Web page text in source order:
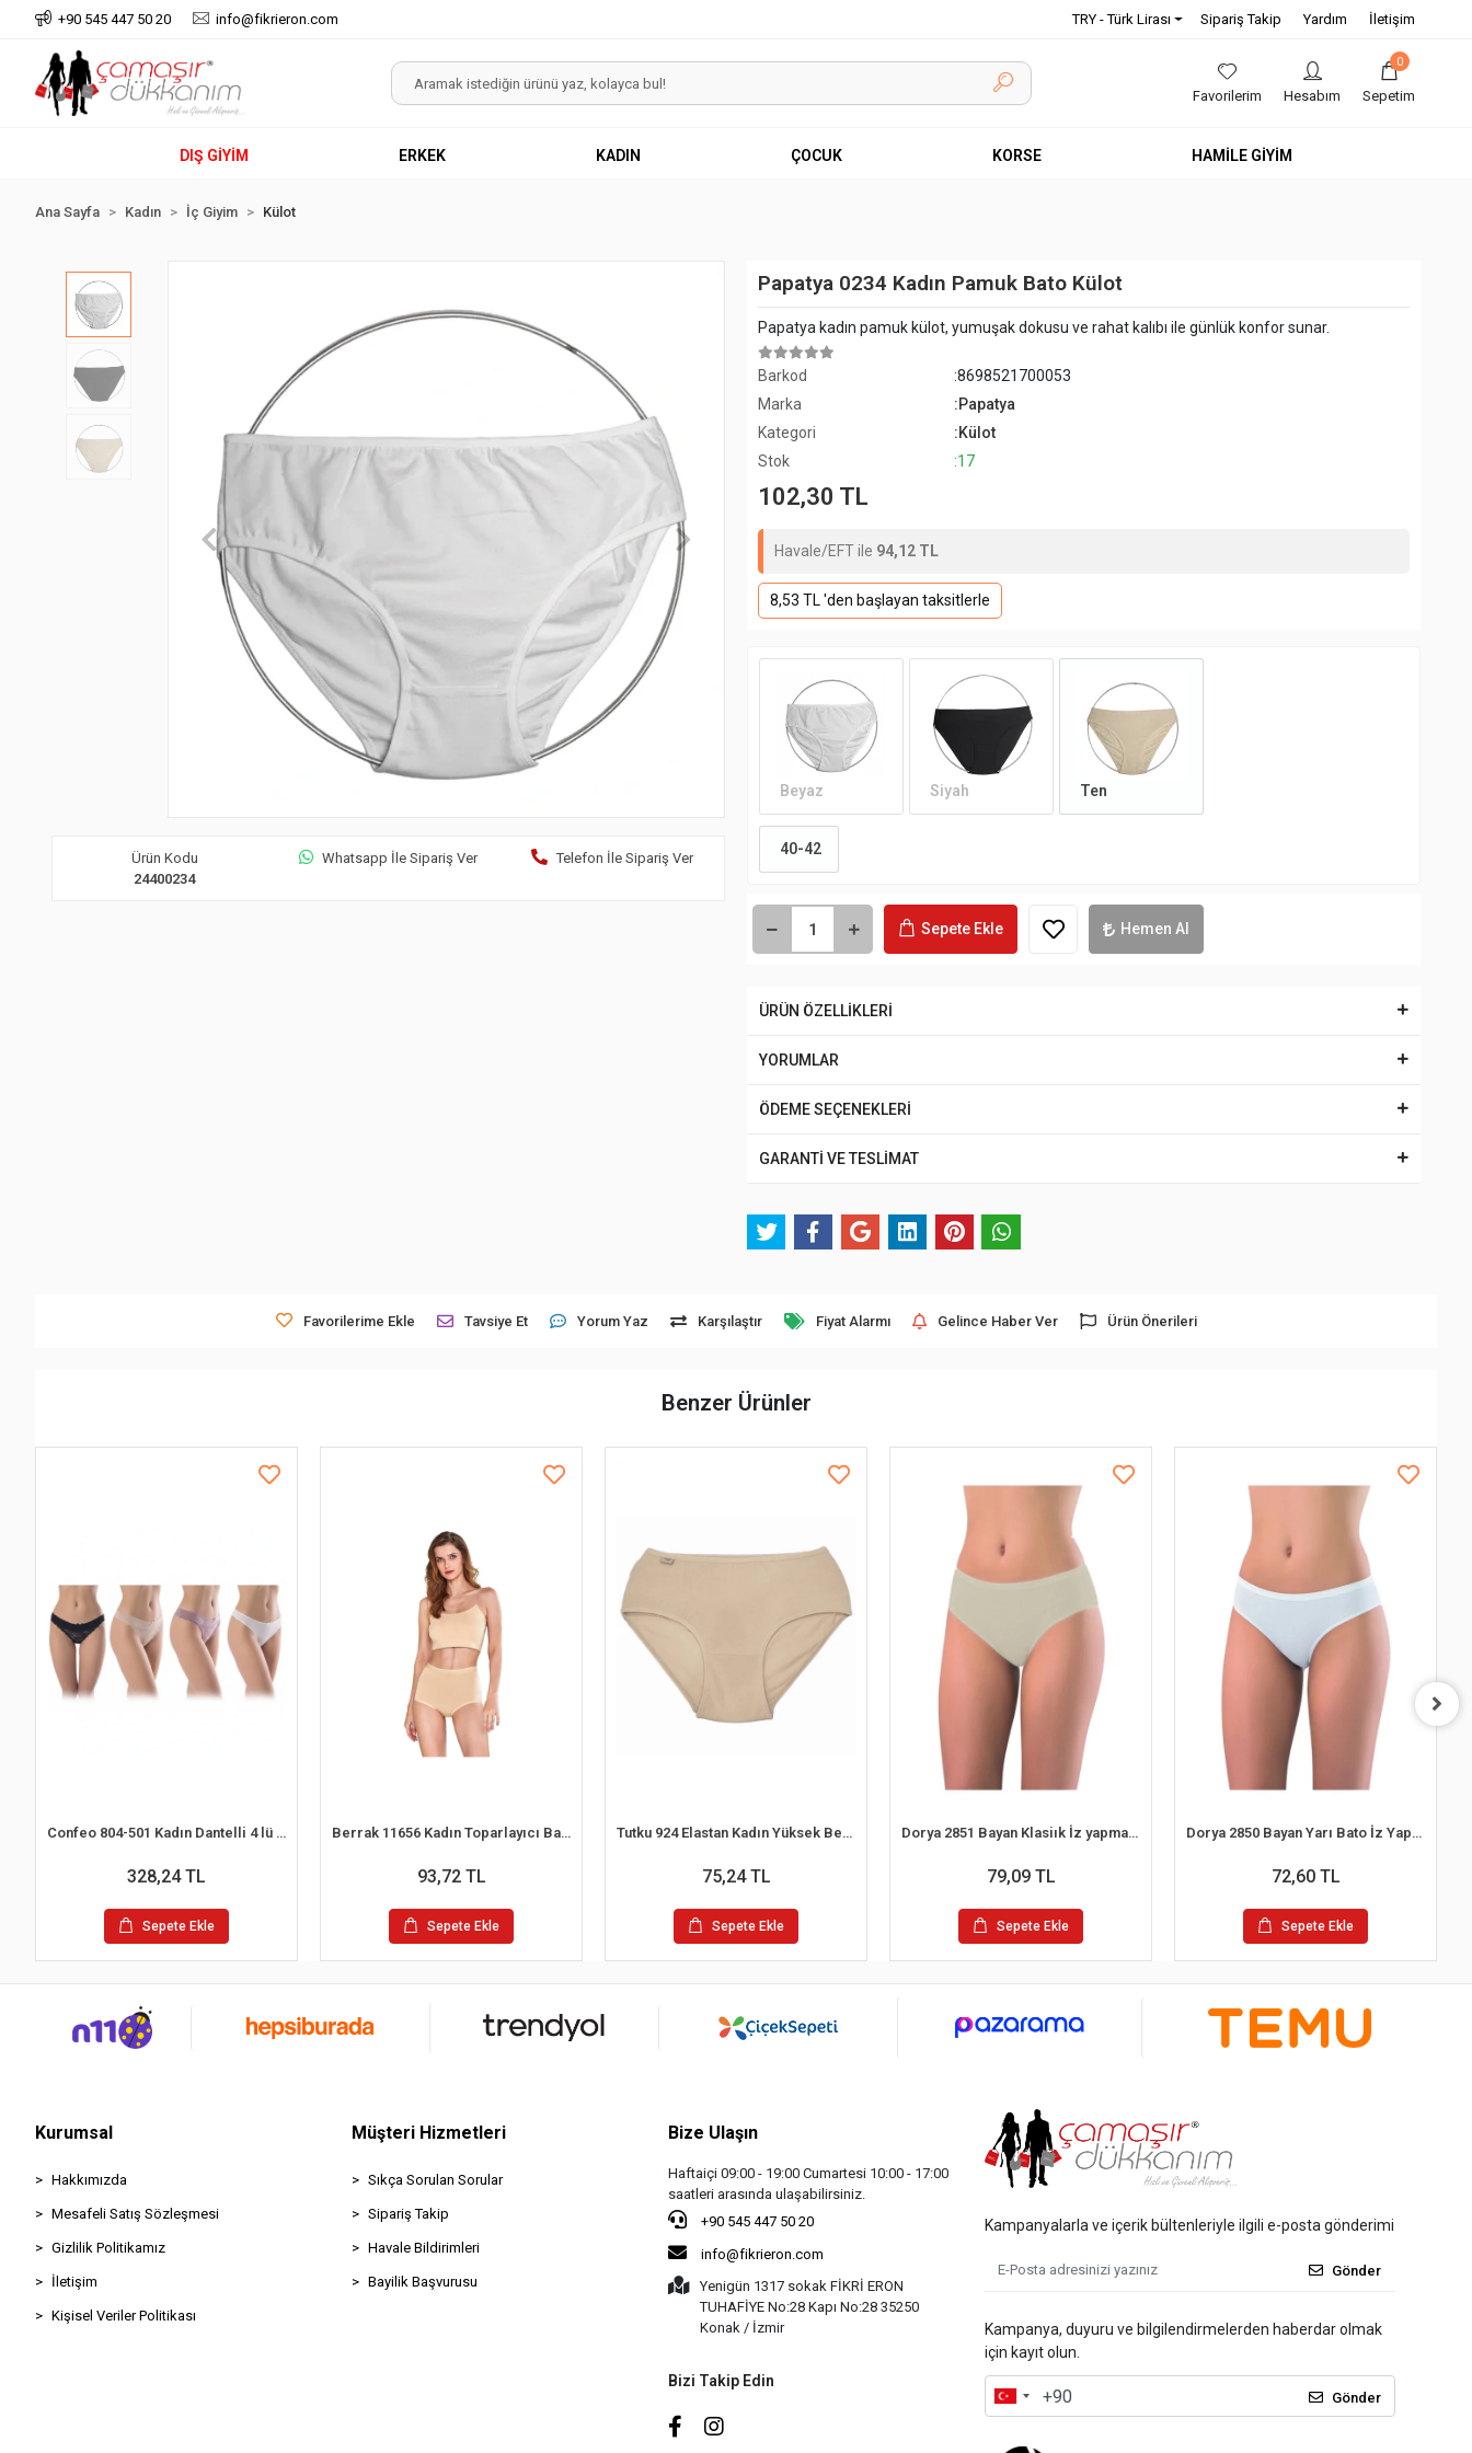
+90 545 447 50 20 info@fikrieron.com TRY - Türk Lirası Sipariş Takip Yardım İletişim
Favorilerim Hesabım
0
Sepetim
DIŞ GİYİM ERKEK KADIN ÇOCUK KORSE HAMİLE GİYİM
Ana Sayfa Kadın İç Giyim Külot
Ürün Kodu
24400234
Whatsapp İle Sipariş Ver Telefon İle Sipariş Ver
Papatya 0234 Kadın Pamuk Bato Külot
Papatya kadın pamuk külot, yumuşak dokusu ve rahat kalıbı ile günlük konfor sunar.
Barkod
:8698521700053
Marka
:Papatya
Kategori
:Külot
Stok
:17
102,30 TL
Havale/EFT ile 94,12 TL
8,53 TL 'den başlayan taksitlerle
Beyaz Siyah Ten
40-42
Sepete Ekle Hemen Al
ÜRÜN ÖZELLİKLERİ
YORUMLAR
ÖDEME SEÇENEKLERİ
GARANTİ VE TESLİMAT
Favorilerime Ekle Tavsiye Et Yorum Yaz Karşılaştır Fiyat Alarmı Gelince Haber Ver Ürün Önerileri
Benzer Ürünler
Confeo 804-501 Kadın Dantelli 4 lü Tanga Külot
328,24 TL
Sepete Ekle
Berrak 11656 Kadın Toparlayıcı Bato Külot
93,72 TL
Sepete Ekle
Tutku 924 Elastan Kadın Yüksek Bel Külot
75,24 TL
Sepete Ekle
Dorya 2851 Bayan Klasiık İz yapmaz Bato Külot
79,09 TL
Sepete Ekle
Dorya 2850 Bayan Yarı Bato İz Yapmaz Külot
72,60 TL
Sepete Ekle
Kurumsal
Hakkımızda
Mesafeli Satış Sözleşmesi
Gizlilik Politikamız
İletişim
Kişisel Veriler Politikası
Müşteri Hizmetleri
Sıkça Sorulan Sorular
Sipariş Takip
Havale Bildirimleri
Bayilik Başvurusu
Bize Ulaşın
Haftaiçi 09:00 - 19:00 Cumartesi 10:00 - 17:00
saatleri arasında ulaşabilirsiniz.
+90 545 447 50 20
info@fikrieron.com
Yenigün 1317 sokak FİKRİ ERON
TUHAFİYE No:28 Kapı No:28 35250
Konak / İzmir
Bizi Takip Edin
Kampanyalarla ve içerik bültenleriyle ilgili e-posta gönderimi
Gönder
Kampanya, duyuru ve bilgilendirmelerden haberdar olmak
için kayıt olun.
Gönder